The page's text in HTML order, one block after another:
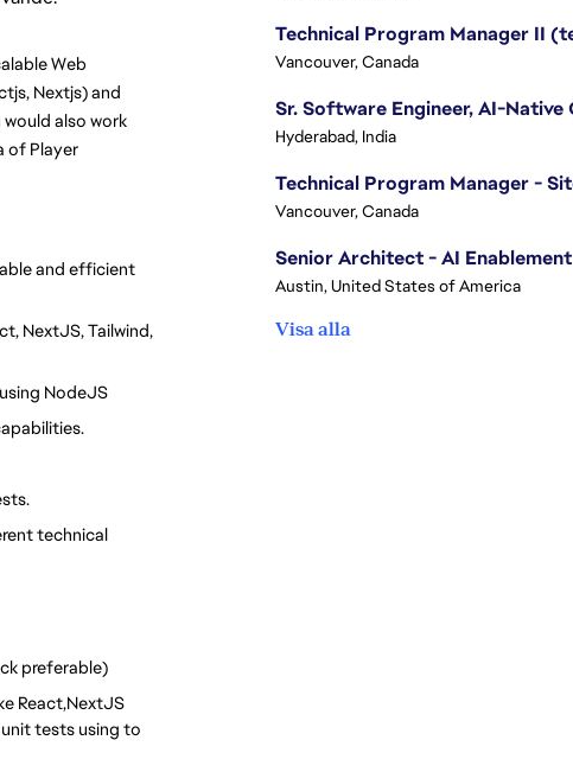
Web
Nextjs) and
also work
of Player
and efficient
NextJS, Tailwind,
NodeJS
technical
preferable)
React,NextJS
tests using to
Vancouver, Canada
Hyderabad, India
Vancouver, Canada
Senior Architect - AI Enablement
Austin, United States of America
Visa alla